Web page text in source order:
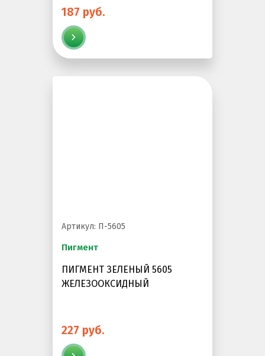
187 руб.
Артикул: П-5605
Пигмент
ПИГМЕНТ ЗЕЛЕНЫЙ 5605
ЖЕЛЕЗООКСИДНЫЙ
227 руб.